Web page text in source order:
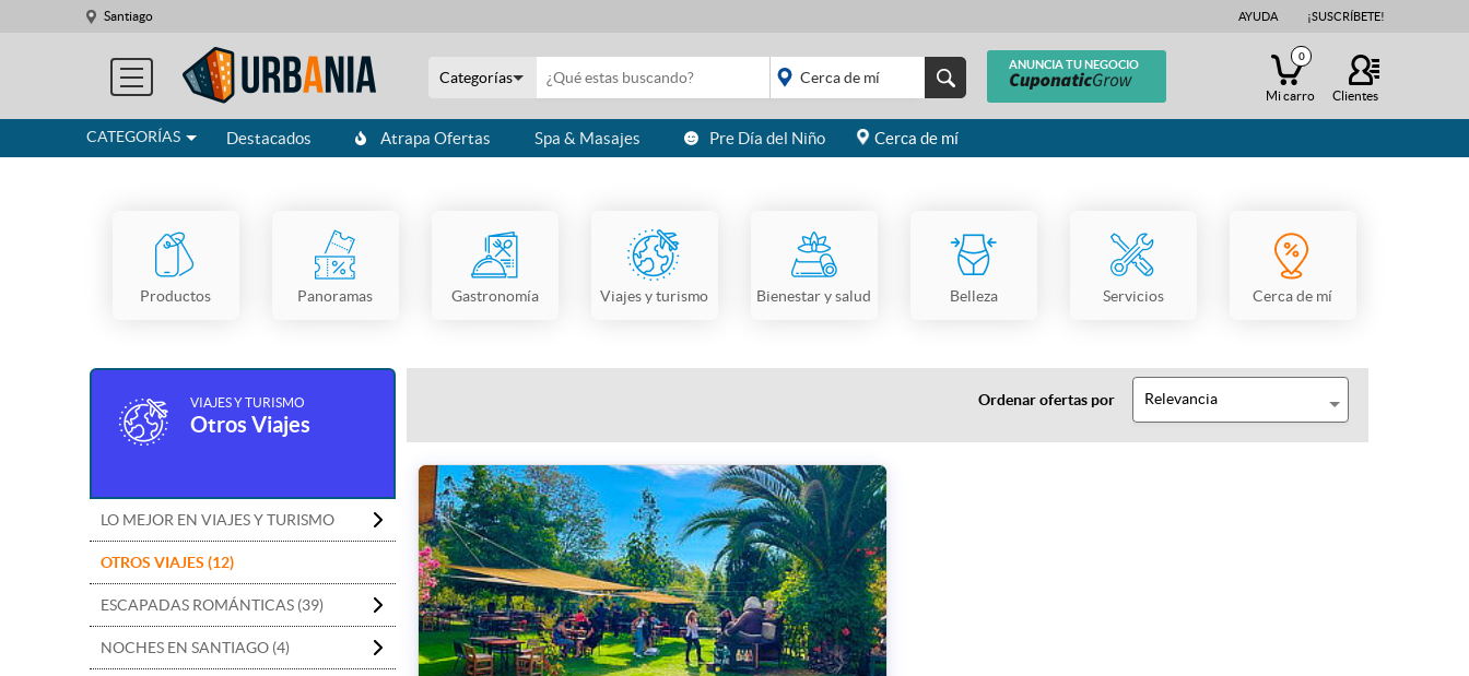
Santiago AYUDA ¡SUSCRÍBETE!
CATEGORÍAS
ANUNCIA TU NEGOCIO
Clientes
Categorías
placeholder="Todo el
0
Mi carro
Destacados Atrapa Ofertas Spa & Masajes Pre Día del Niño Cerca de mí
Productos Panoramas Gastronomía Viajes y turismo Bienestar y salud Belleza Servicios Cerca de mí
VIAJES Y TURISMO
Otros Viajes
LO MEJOR EN VIAJES Y TURISMO
OTROS VIAJES (12)
ESCAPADAS ROMÁNTICAS (39)
NOCHES EN SANTIAGO (4)
Ordenar ofertas por Relevancia